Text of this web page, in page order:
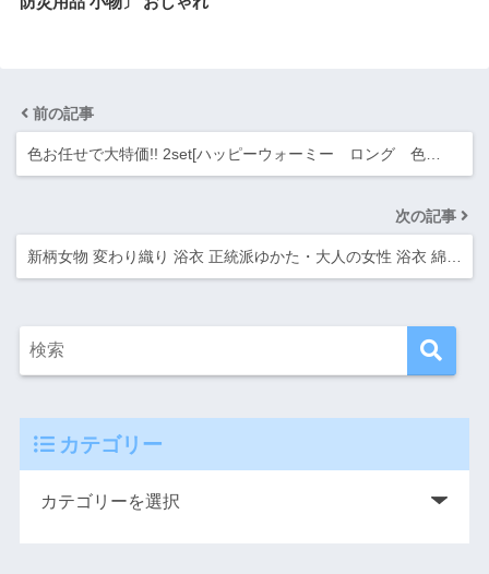
前の記事
色お任せで大特価!! 2set[ハッピーウォーミー ロング 色…
次の記事
新柄女物 変わり織り 浴衣 正統派ゆかた・大人の女性 浴衣 綿…
カテゴリー